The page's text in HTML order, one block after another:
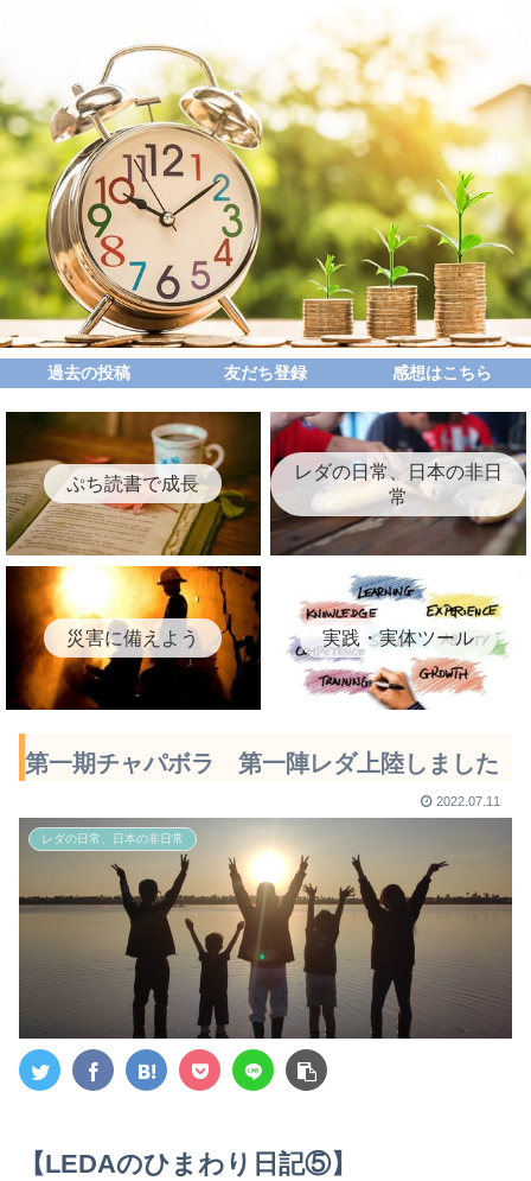
過去の投稿 友だち登録 感想はこちら
ぷち読書で成長
レダの日常、日本の非日
常
災害に備えよう 実践・実体ツール
第一期チャパボラ 第一陣レダ上陸しました
2022.07.11
レダの日常、日本の非日常
【LEDAのひまわり日記⑤】